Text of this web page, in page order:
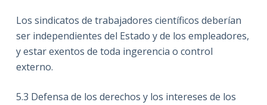
Los sindicatos de trabajadores científicos deberían
ser independientes del Estado y de los empleadores,
y estar exentos de toda ingerencia o control
externo.
5.3 Defensa de los derechos y los intereses de los